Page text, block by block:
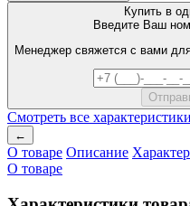
Купить в
Введите Ваш
Менеджер свяжется с вами
Смотреть все
←
О товаре Описание
О товаре